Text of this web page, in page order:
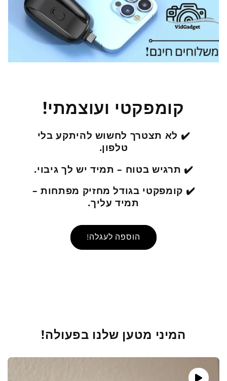
קומפקטי ועוצמתי!
✔️ לא תצטרך לחשוש להיתקע בלי
טלפון.
✔️ תרגיש בטוח – תמיד יש לך גיבוי.
✔️ קומפקטי בגודל מחזיק מפתחות –
תמיד עליך.
הוספה לעגלה!
המיני מטען שלנו בפעולה!